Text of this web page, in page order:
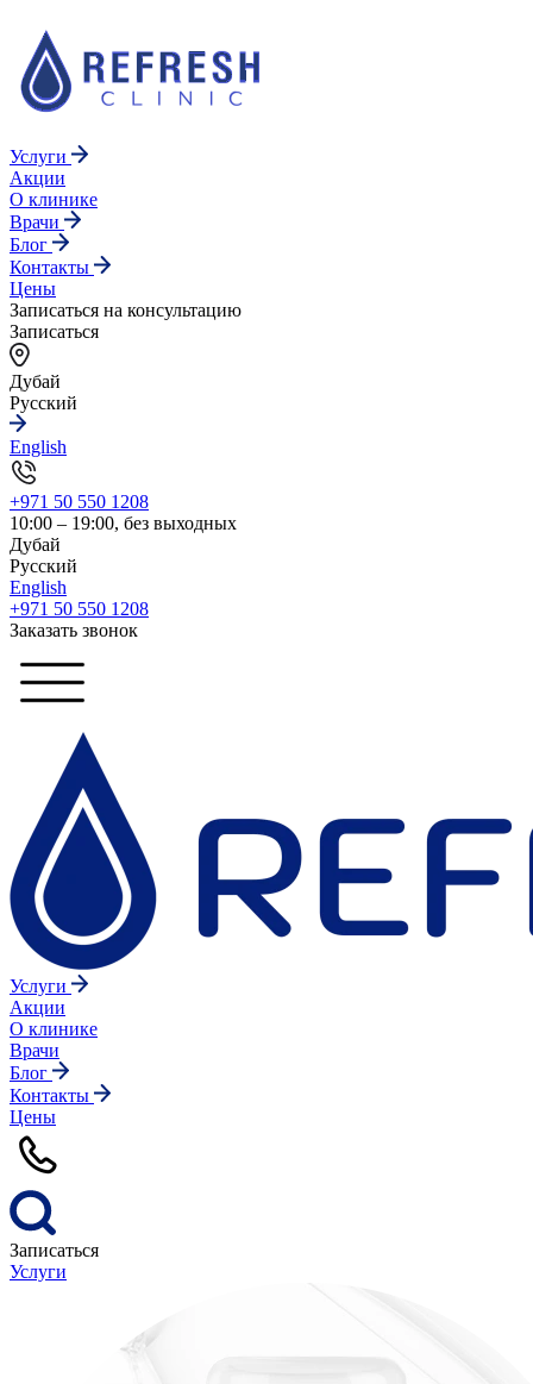
Услуги
Акции
О клинике
Врачи
Блог
Контакты
Цены
Записаться на консультацию
Записаться
Дубай
Русский
English
+971 50 550 1208
10:00 – 19:00, без выходных
Дубай
Русский
English
+971 50 550 1208
Заказать звонок
Услуги
Акции
О клинике
Врачи
Блог
Контакты
Цены
Записаться
Услуги